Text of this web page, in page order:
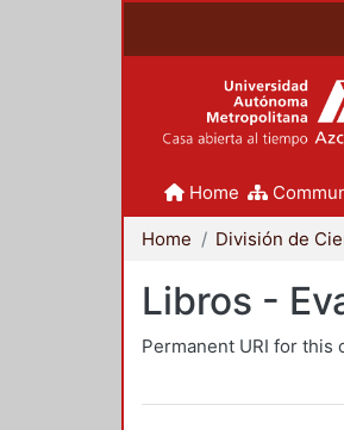
Home
Home
Libros -
Permanent URI for this